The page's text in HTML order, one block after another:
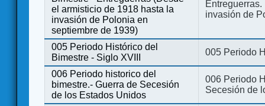
el armisticio de 1918 hasta la
invasión de Polonia en
septiembre de 1939)
invasión de
005 Periodo Histórico del
Bimestre - Siglo XVIII
005 Periodo
006 Periodo historico del
bimestre.- Guerra de Secesión
de los Estados Unidos
006 Periodo
Secesión de